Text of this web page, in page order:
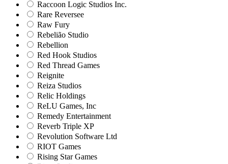
Raccoon Logic Studios Inc.
Rare Reversee
Raw Fury
Rebelião Studio
Rebellion
Red Hook Studios
Red Thread Games
Reignite
Reiza Studios
Relic Holdings
ReLU Games, Inc
Remedy Entertainment
Reverb Triple XP
Revolution Software Ltd
RIOT Games
Rising Star Games